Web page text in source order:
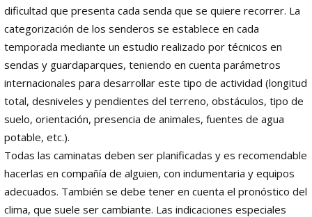
dificultad que presenta cada senda que se quiere recorrer. La
categorización de los senderos se establece en cada
temporada mediante un estudio realizado por técnicos en
sendas y guardaparques, teniendo en cuenta parámetros
internacionales para desarrollar este tipo de actividad (longitud
total, desniveles y pendientes del terreno, obstáculos, tipo de
suelo, orientación, presencia de animales, fuentes de agua
potable, etc.).
Todas las caminatas deben ser planificadas y es recomendable
hacerlas en compañía de alguien, con indumentaria y equipos
adecuados. También se debe tener en cuenta el pronóstico del
clima, que suele ser cambiante. Las indicaciones especiales